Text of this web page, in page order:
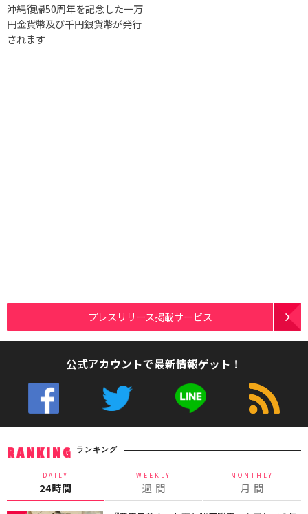
沖縄復帰50周年を記念した一万
円金貨幣及び千円銀貨幣が発行
されます
プレスリリース掲載サービス
公式アカウントで最新情報ゲット！
RANKING ランキング
DAILY
24時間
WEEKLY
週 間
MONTHLY
月 間